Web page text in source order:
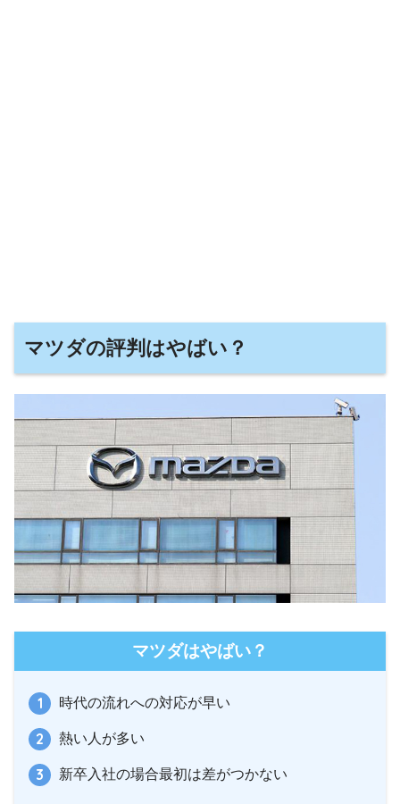
マツダの評判はやばい？
マツダはやばい？
時代の流れへの対応が早い
熱い人が多い
新卒入社の場合最初は差がつかない